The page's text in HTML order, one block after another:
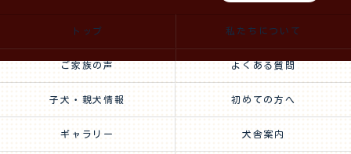
トップ 私たちについて
ご家族の声 よくある質問
子犬・親犬情報 初めての方へ
ギャラリー 犬舎案内